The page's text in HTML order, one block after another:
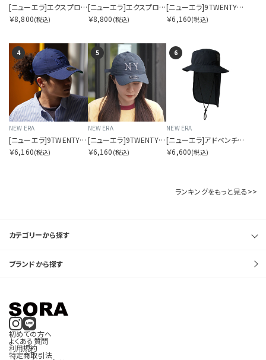
[ニューエラ]エクスプローラー ワイドブリム ドットエアー SORA別注 ブラック
￥8,800(税込)
[ニューエラ]エクスプローラー ワイドブリム ドットエアー SORA別注 ベージュ
￥8,800 (税込)
[ニューエラ]9TWENTY ドットエアー SORA別注 ロングバイザー Dグリーン
￥6,160(税込)
4
NEW ERA
[ニューエラ]9TWENTY ドットエアー SORA別注 ロングバイザー ネイビー
￥6,160(税込)
5
NEW ERA
[ニューエラ]9TWENTY ドットエアー SORA別注 ロングバイザー ブラック
￥6,160 (税込)
6
NEW ERA
[ニューエラ]アドベンチャーライト サンシェード Tech Air Dot Air ブラック ニューエラアウトドア
￥6,600(税込)
ランキングをもっと見る>>
カテゴリーから探す
ブランドから探す
初めての方へ
よくある質問
利用規約
特定商取引法